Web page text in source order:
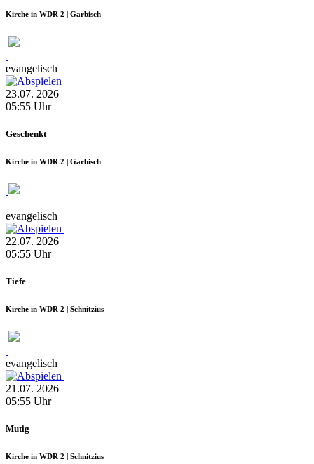
Kirche in WDR 2 | Garbisch
evangelisch
23.07. 2026
05:55 Uhr
Geschenkt
Kirche in WDR 2 | Garbisch
evangelisch
22.07. 2026
05:55 Uhr
Tiefe
Kirche in WDR 2 | Schnitzius
evangelisch
21.07. 2026
05:55 Uhr
Mutig
Kirche in WDR 2 | Schnitzius